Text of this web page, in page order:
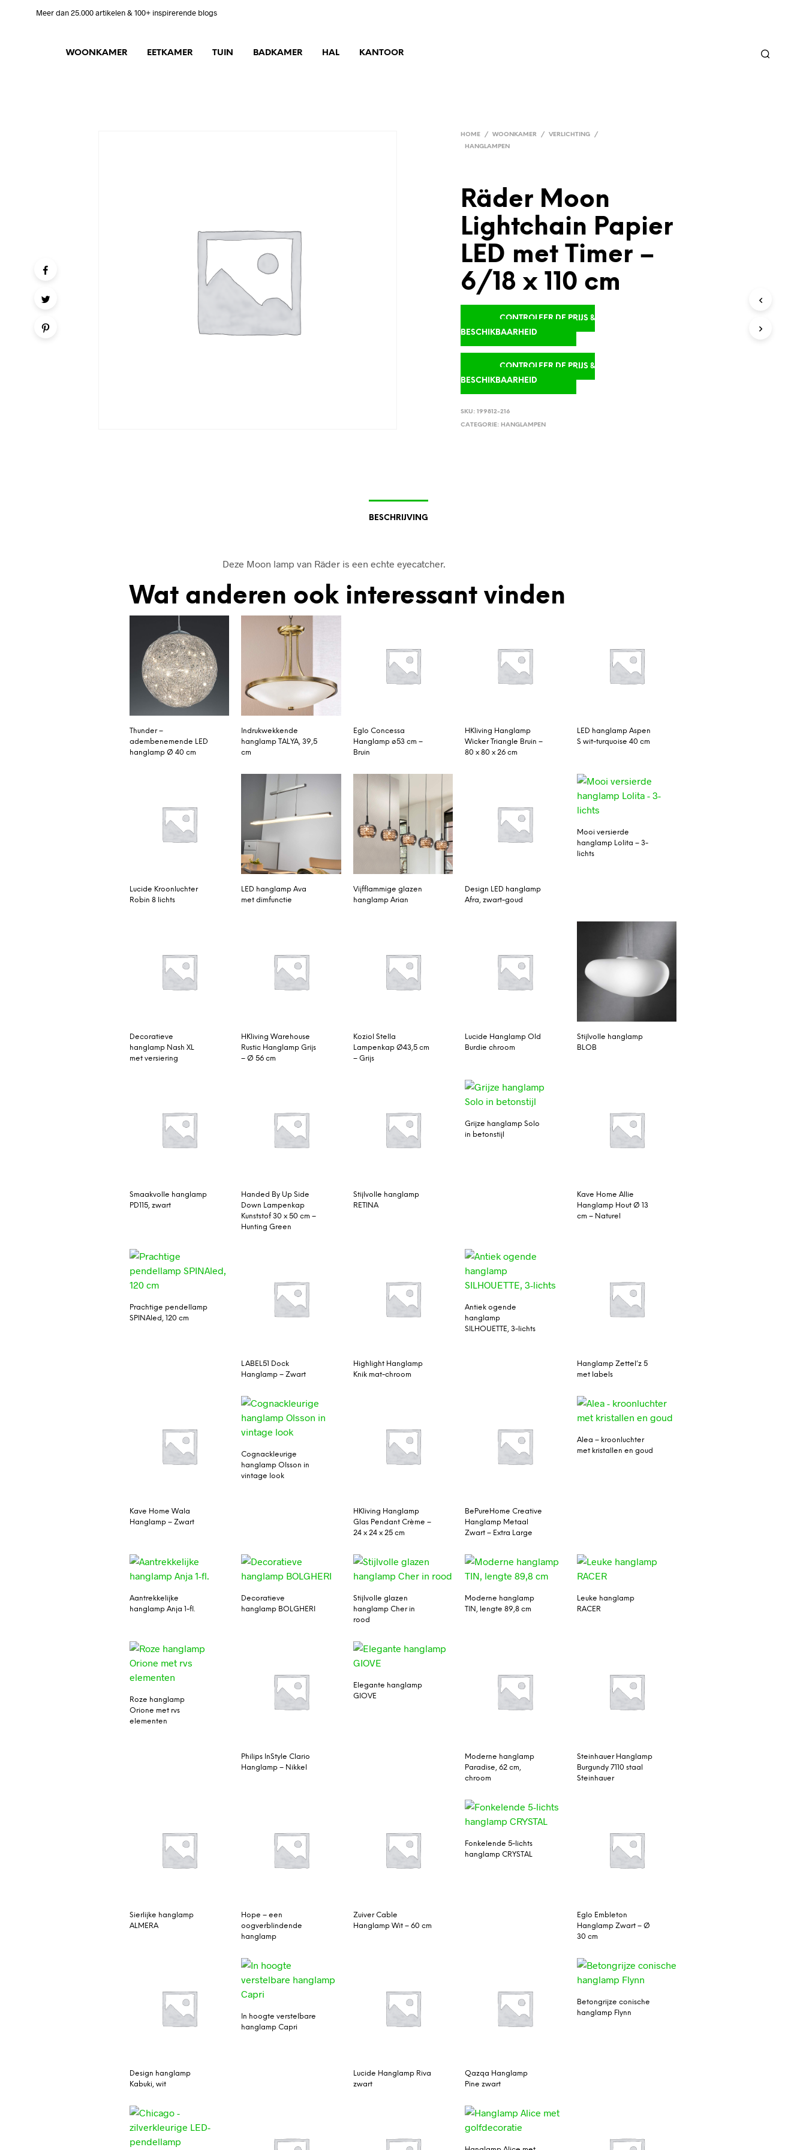
Meer dan 25.000 artikelen & 100+ inspirerende blogs
WOONKAMER EETKAMER TUIN BADKAMER HAL KANTOOR
HOME / WOONKAMER / VERLICHTING
/
HANGLAMPEN
Räder Moon
Lightchain Papier
LED met Timer –
6/18 x 110 cm
CONTROLEER DE PRIJS &
BESCHIKBAARHEID
CONTROLEER DE PRIJS &
BESCHIKBAARHEID
SKU:199812-216
CATEGORIE: HANGLAMPEN
BESCHRIJVING
Deze Moon lamp van Räder is een echte eyecatcher.
Wat anderen ook interessant vinden
Thunder –
adembenemende LED
hanglamp Ø 40 cm
Indrukwekkende
hanglamp TALYA, 39,5
cm
Eglo Concessa
Hanglamp ø53 cm –
Bruin
HKliving Hanglamp
Wicker Triangle Bruin –
80 x 80 x 26 cm
LED hanglamp Aspen
S wit-turquoise 40 cm
Lucide Kroonluchter
Robin 8 lichts
LED hanglamp Ava
met dimfunctie
Vijfflammige glazen
hanglamp Arian
Design LED hanglamp
Afra, zwart-goud
Mooi versierde
hanglamp Lolita – 3-
lichts
Decoratieve
hanglamp Nash XL
met versiering
HKliving Warehouse
Rustic Hanglamp Grijs
– Ø 56 cm
Koziol Stella
Lampenkap Ø43,5 cm
– Grijs
Lucide Hanglamp Old
Burdie chroom
Stijlvolle hanglamp
BLOB
Smaakvolle hanglamp
PD115, zwart
Handed By Up Side
Down Lampenkap
Kunststof 30 x 50 cm –
Hunting Green
Stijlvolle hanglamp
RETINA
Grijze hanglamp Solo
in betonstijl
Kave Home Allie
Hanglamp Hout Ø 13
cm – Naturel
Prachtige pendellamp
SPINAled, 120 cm
LABEL51 Dock
Hanglamp – Zwart
Highlight Hanglamp
Knik mat-chroom
Antiek ogende
hanglamp
SILHOUETTE, 3-lichts
Hanglamp Zettel’z 5
met labels
Kave Home Wala
Hanglamp – Zwart
Cognackleurige
hanglamp Olsson in
vintage look
HKliving Hanglamp
Glas Pendant Crème –
24 x 24 x 25 cm
BePureHome Creative
Hanglamp Metaal
Zwart – Extra Large
Alea – kroonluchter
met kristallen en goud
Aantrekkelijke
hanglamp Anja 1-fl.
Decoratieve
hanglamp BOLGHERI
Stijlvolle glazen
hanglamp Cher in
rood
Moderne hanglamp
TIN, lengte 89,8 cm
Leuke hanglamp
RACER
Roze hanglamp
Orione met rvs
elementen
Philips InStyle Clario
Hanglamp – Nikkel
Elegante hanglamp
GIOVE
Moderne hanglamp
Paradise, 62 cm,
chroom
Steinhauer Hanglamp
Burgundy 7110 staal
Steinhauer
Sierlijke hanglamp
ALMERA
Hope – een
oogverblindende
hanglamp
Zuiver Cable
Hanglamp Wit – 60 cm
Fonkelende 5-lichts
hanglamp CRYSTAL
Eglo Embleton
Hanglamp Zwart – Ø
30 cm
Design hanglamp
Kabuki, wit
In hoogte verstelbare
hanglamp Capri
Lucide Hanglamp Riva
zwart
Qazqa Hanglamp
Pine zwart
Betongrijze conische
hanglamp Flynn